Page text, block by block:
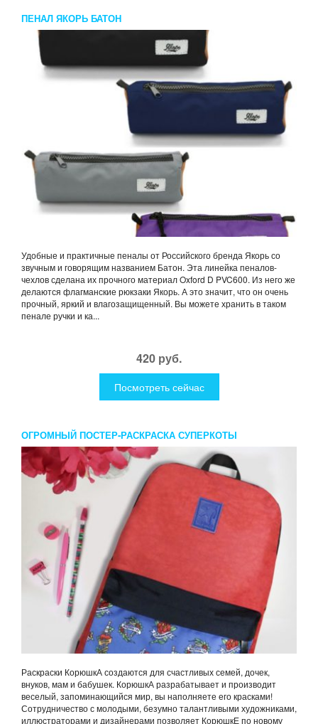
ПЕНАЛ ЯКОРЬ БАТОН
Удобные и практичные пеналы от Российского бренда Якорь со
звучным и говорящим названием Батон. Эта линейка пеналов-
чехлов сделана их прочного материал Oxford D PVC600. Из него же
делаются флагманские рюкзаки Якорь. А это значит, что он очень
прочный, яркий и влагозащищенный. Вы можете хранить в таком
пенале ручки и ка...
420 руб.
Посмотреть сейчас
ОГРОМНЫЙ ПОСТЕР-РАСКРАСКА СУПЕРКОТЫ
Раскраски КорюшкА создаются для счастливых семей, дочек,
внуков, мам и бабушек. КорюшкА разрабатывает и производит
веселый, запоминающийся мир, вы наполняете его красками!
Сотрудничество с молодыми, безумно талантливыми художниками,
иллюстраторами и дизайнерами позволяет КорюшкЕ по новому